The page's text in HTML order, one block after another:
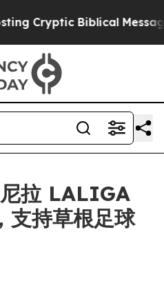
Cryptic Biblical Messages
拉 LALIGA
支持草根足球